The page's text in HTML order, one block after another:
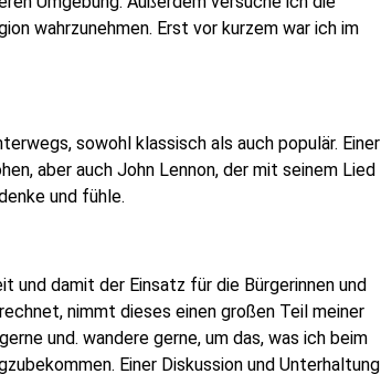
wahrzunehmen. Erst vor kurzem war ich im
sowohl klassisch als auch populär. Einer
aber auch John Lennon, der mit seinem Lied
und fühle.
und damit der Einsatz für die Bürgerinnen und
nimmt dieses einen großen Teil meiner
und. wandere gerne, um das, was ich beim
Einer Diskussion und Unterhaltung